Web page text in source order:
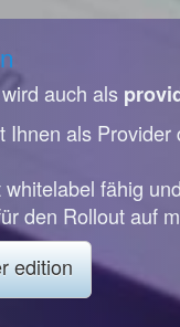
auch als
Ihnen als Provider
fähig
den Rollout auf
edition